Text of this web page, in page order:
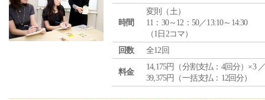
時間
変則（土）
11：30～12：50／13:10～14:30
（1日2コマ）
回数
全12回
料金
14,175円（分割支払：4回分）×3
39,375円（一括支払：12回分）